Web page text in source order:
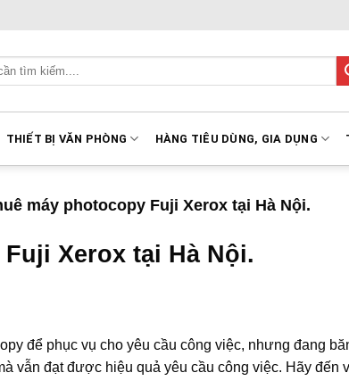
THIẾT BỊ VĂN PHÒNG HÀNG TIÊU DÙNG, GIA DỤNG
máy photocopy Fuji Xerox tại Hà Nội.
Xerox tại Hà Nội.
để phục vụ cho yêu cầu công việc, nhưng đang
vẫn đạt được hiệu quả yêu cầu công việc. Hãy đến